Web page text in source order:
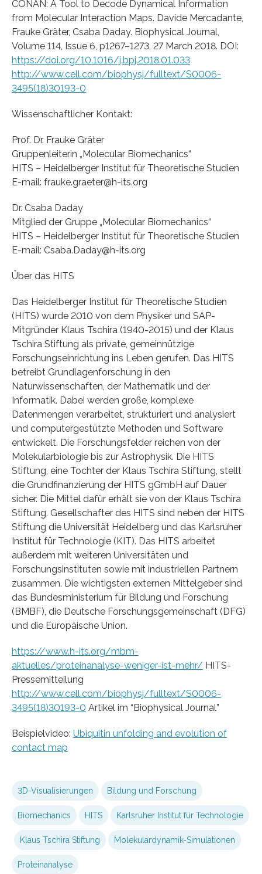
CONAN: A Tool to Decode Dynamical Information
from Molecular Interaction Maps. Davide Mercadante,
Frauke Gräter, Csaba Daday. Biophysical Journal,
Volume 114, Issue 6, p1267–1273, 27 March 2018. DOI:
https://doi.org/10.1016/j.bpj.2018.01.033
http://www.cell.com/biophysj/fulltext/S0006-
3495(18)30193-0
Wissenschaftlicher Kontakt:
Prof. Dr. Frauke Gräter
Gruppenleiterin „Molecular Biomechanics“
HITS – Heidelberger Institut für Theoretische Studien
E-mail: frauke.graeter@h-its.org
Dr. Csaba Daday
Mitglied der Gruppe „Molecular Biomechanics“
HITS – Heidelberger Institut für Theoretische Studien
E-mail: Csaba.Daday@h-its.org
Über das HITS
Das Heidelberger Institut für Theoretische Studien
(HITS) wurde 2010 von dem Physiker und SAP-
Mitgründer Klaus Tschira (1940-2015) und der Klaus
Tschira Stiftung als private, gemeinnützige
Forschungseinrichtung ins Leben gerufen. Das HITS
betreibt Grundlagenforschung in den
Naturwissenschaften, der Mathematik und der
Informatik. Dabei werden große, komplexe
Datenmengen verarbeitet, strukturiert und analysiert
und computergestützte Methoden und Software
entwickelt. Die Forschungsfelder reichen von der
Molekularbiologie bis zur Astrophysik. Die HITS
Stiftung, eine Tochter der Klaus Tschira Stiftung, stellt
die Grundfinanzierung der HITS gGmbH auf Dauer
sicher. Die Mittel dafür erhält sie von der Klaus Tschira
Stiftung. Gesellschafter des HITS sind neben der HITS
Stiftung die Universität Heidelberg und das Karlsruher
Institut für Technologie (KIT). Das HITS arbeitet
außerdem mit weiteren Universitäten und
Forschungsinstituten sowie mit industriellen Partnern
zusammen. Die wichtigsten externen Mittelgeber sind
das Bundesministerium für Bildung und Forschung
(BMBF), die Deutsche Forschungsgemeinschaft (DFG)
und die Europäische Union.
https://www.h-its.org/mbm-
aktuelles/proteinanalyse-weniger-ist-mehr/ HITS-
Pressemitteilung
http://www.cell.com/biophysj/fulltext/S0006-
3495(18)30193-0 Artikel im “Biophysical Journal”
Beispielvideo: Ubiquitin unfolding and evolution of
contact map
3D-Visualisierungen Bildung und Forschung
Biomechanics HITS Karlsruher Institut für Technologie
Klaus Tschira Stiftung Molekulardynamik-Simulationen
Proteinanalyse